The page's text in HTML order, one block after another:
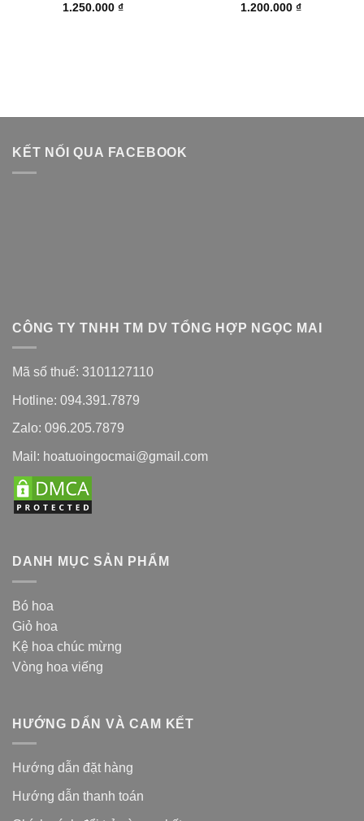
1.250.000 ₫
1.200.000 ₫
KẾT NỐI QUA FACEBOOK
CÔNG TY TNHH TM DV TỔNG HỢP NGỌC MAI
Mã số thuế: 3101127110
Hotline: 094.391.7879
Zalo: 096.205.7879
Mail: hoatuoingocmai@gmail.com
DANH MỤC SẢN PHẨM
Bó hoa
Giỏ hoa
Kệ hoa chúc mừng
Vòng hoa viếng
HƯỚNG DẨN VÀ CAM KẾT
Hướng dẫn đặt hàng
Hướng dẫn thanh toán